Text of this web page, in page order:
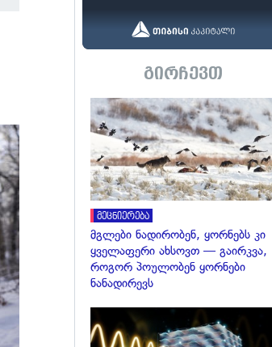
გირჩევთ
მეცნიერება
მგლები ნადირობენ, ყორნებს კი
ყველაფერი ახსოვთ — გაირკვა,
როგორ პოულობენ ყორნები
ნანადირევს